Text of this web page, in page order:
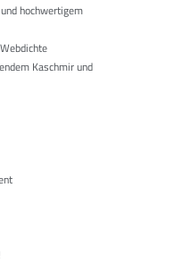
hochwertigem
Kaschmir und